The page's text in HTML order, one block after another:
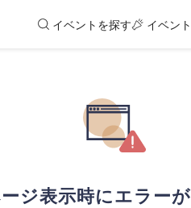
イベントを探す イベン
ジ表示時にエラーが